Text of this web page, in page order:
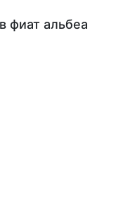
фиат альбеа